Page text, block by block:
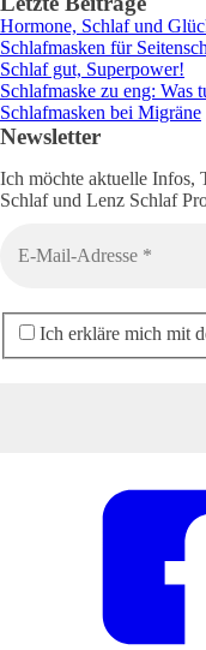
Hormone, Schlaf und
Schlafmasken für
Schlaf gut, Superpower!
Schlafmaske zu eng: Was
Schlafmasken bei Migräne
Newsletter
Ich möchte aktuelle Infos,
Schlaf und Lenz Schlaf
Ich erkläre mich mit